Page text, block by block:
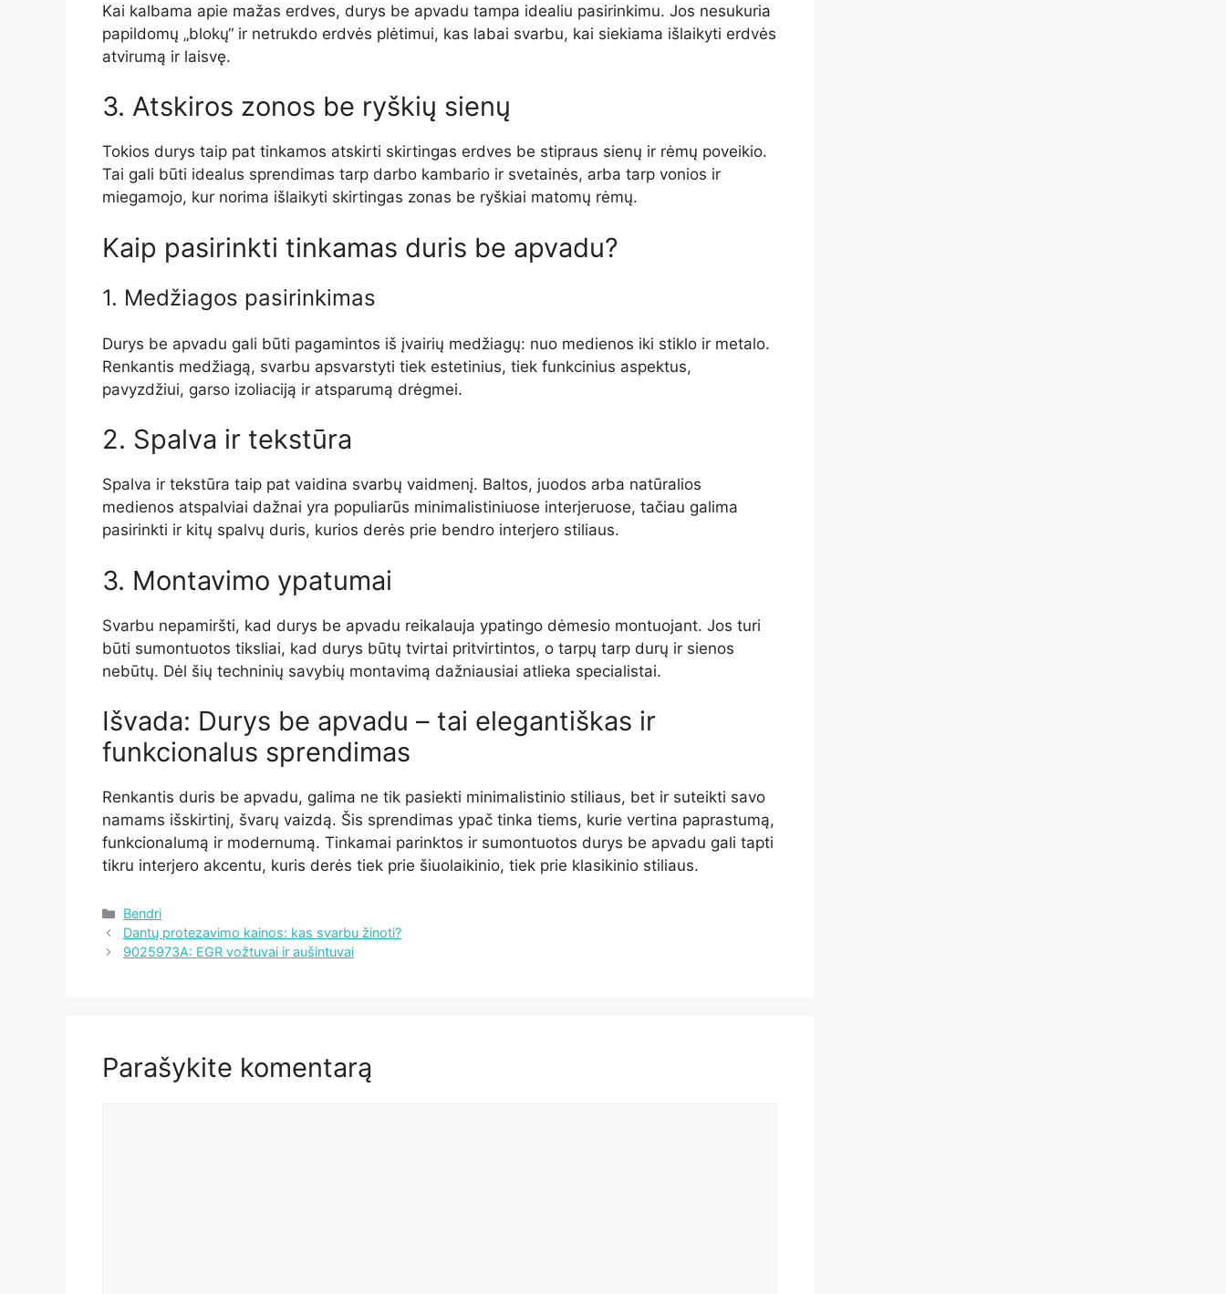
Kai kalbama apie mažas erdves, durys be apvadu tampa idealiu pasirinkimu. Jos nesukuria
papildomų „blokų“ ir netrukdo erdvės plėtimui, kas labai svarbu, kai siekiama išlaikyti erdvės
atvirumą ir laisvę.
3. Atskiros zonos be ryškių sienų
Tokios durys taip pat tinkamos atskirti skirtingas erdves be stipraus sienų ir rėmų poveikio.
Tai gali būti idealus sprendimas tarp darbo kambario ir svetainės, arba tarp vonios ir
miegamojo, kur norima išlaikyti skirtingas zonas be ryškiai matomų rėmų.
Kaip pasirinkti tinkamas duris be apvadu?
1. Medžiagos pasirinkimas
Durys be apvadu gali būti pagamintos iš įvairių medžiagų: nuo medienos iki stiklo ir metalo.
Renkantis medžiagą, svarbu apsvarstyti tiek estetinius, tiek funkcinius aspektus,
pavyzdžiui, garso izoliaciją ir atsparumą drėgmei.
2. Spalva ir tekstūra
Spalva ir tekstūra taip pat vaidina svarbų vaidmenį. Baltos, juodos arba natūralios
medienos atspalviai dažnai yra populiarūs minimalistiniuose interjeruose, tačiau galima
pasirinkti ir kitų spalvų duris, kurios derės prie bendro interjero stiliaus.
3. Montavimo ypatumai
Svarbu nepamiršti, kad durys be apvadu reikalauja ypatingo dėmesio montuojant. Jos turi
būti sumontuotos tiksliai, kad durys būtų tvirtai pritvirtintos, o tarpų tarp durų ir sienos
nebūtų. Dėl šių techninių savybių montavimą dažniausiai atlieka specialistai.
Išvada: Durys be apvadu – tai elegantiškas ir
funkcionalus sprendimas
Renkantis duris be apvadu, galima ne tik pasiekti minimalistinio stiliaus, bet ir suteikti savo
namams išskirtinį, švarų vaizdą. Šis sprendimas ypač tinka tiems, kurie vertina paprastumą,
funkcionalumą ir modernumą. Tinkamai parinktos ir sumontuotos durys be apvadu gali tapti
tikru interjero akcentu, kuris derės tiek prie šiuolaikinio, tiek prie klasikinio stiliaus.
Kategorijos
Bendri
Dantų protezavimo kainos: kas svarbu žinoti?
9025973A: EGR vožtuvai ir aušintuvai
Parašykite komentarą